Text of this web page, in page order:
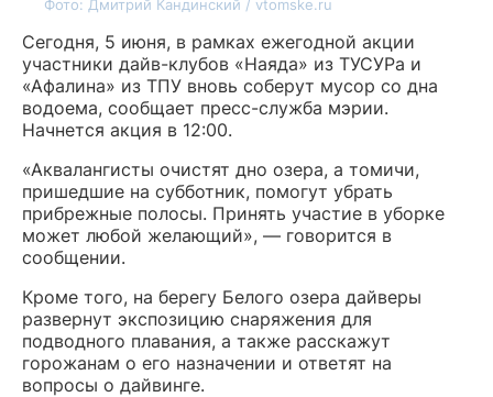
Фото: Дмитрий Кандинский / vtomske.ru
Сегодня, 5 июня, в рамках ежегодной акции
участники дайв-клубов «Наяда» из ТУСУРа и
«Афалина» из ТПУ вновь соберут мусор со дна
водоема, сообщает пресс-служба мэрии.
Начнется акция в 12:00.
«Аквалангисты очистят дно озера, а томичи,
пришедшие на субботник, помогут убрать
прибрежные полосы. Принять участие в уборке
может любой желающий», — говорится в
сообщении.
Кроме того, на берегу Белого озера дайверы
развернут экспозицию снаряжения для
подводного плавания, а также расскажут
горожанам о его назначении и ответят на
вопросы о дайвинге.